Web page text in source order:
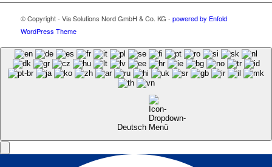
© Copyright - Via Solutions Nord GmbH & Co. KG - powered by Enfold
WordPress Theme
Deutsch